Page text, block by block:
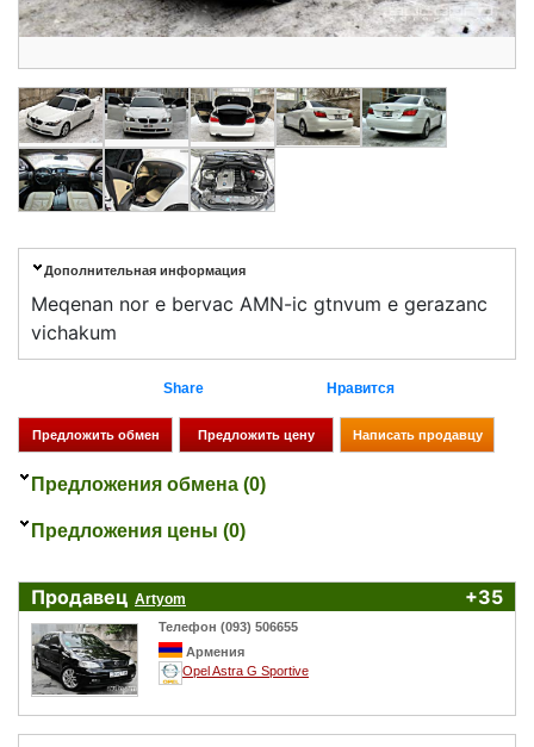
Дополнительная информация
Meqenan nor e bervac AMN-ic gtnvum e gerazanc
vichakum
Share Нравится
Предложения обмена (0)
Предложения цены (0)
Продавец Artyom +35
Телефон (093) 506655
Армения
Opel Astra G Sportive